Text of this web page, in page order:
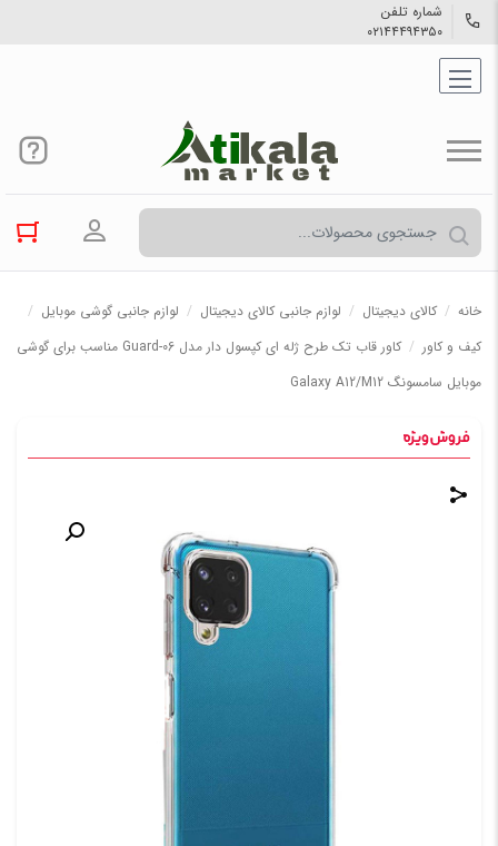
شماره تلفن
۰۲۱۴۴۴۹۴۳۵۰
ورود به
خانه / کالاي دیجیتال / لوازم جانبی کالای دیجیتال / لوازم جانبی گوشی موبایل /
کیف و کاور /
کاور قاب تک طرح ژله ای کپسول دار مدل Guard-06 مناسب برای گوشی
موبایل سامسونگ Galaxy A12/M12